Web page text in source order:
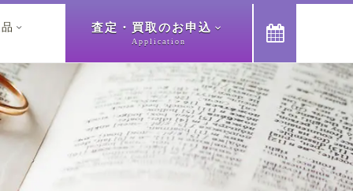

 査定・買取のお申込 
Application